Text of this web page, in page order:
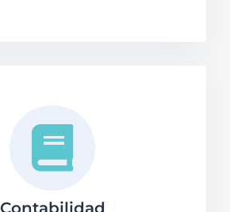
Contabilidad